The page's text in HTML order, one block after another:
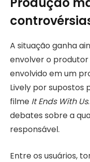
A situação ganha
envolver o produtor
envolvido em um
Lively por supostos
filme It Ends With Us
debates sobre a
responsável.
Entre os usuários,